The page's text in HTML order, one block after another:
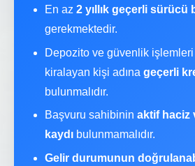
En az 2 yıllık geçerli sürücü
gerekmektedir.
Depozito ve güvenlik
kiralayan kişi adına geçerli
bulunmalıdır.
Başvuru sahibinin aktif haciz
kaydı bulunmamalıdır.
Gelir durumunun